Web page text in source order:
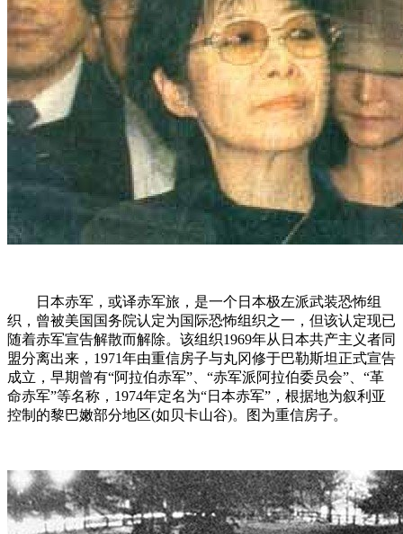
日本赤军，或译赤军旅，是一个日本极左派武装恐怖组
织，曾被美国国务院认定为国际恐怖组织之一，但该认定现已
随着赤军宣告解散而解除。该组织1969年从日本共产主义者同
盟分离出来，1971年由重信房子与丸冈修于巴勒斯坦正式宣告
成立，早期曾有“阿拉伯赤军”、“赤军派阿拉伯委员会”、“革
命赤军”等名称，1974年定名为“日本赤军”，根据地为叙利亚
控制的黎巴嫩部分地区(如贝卡山谷)。图为重信房子。